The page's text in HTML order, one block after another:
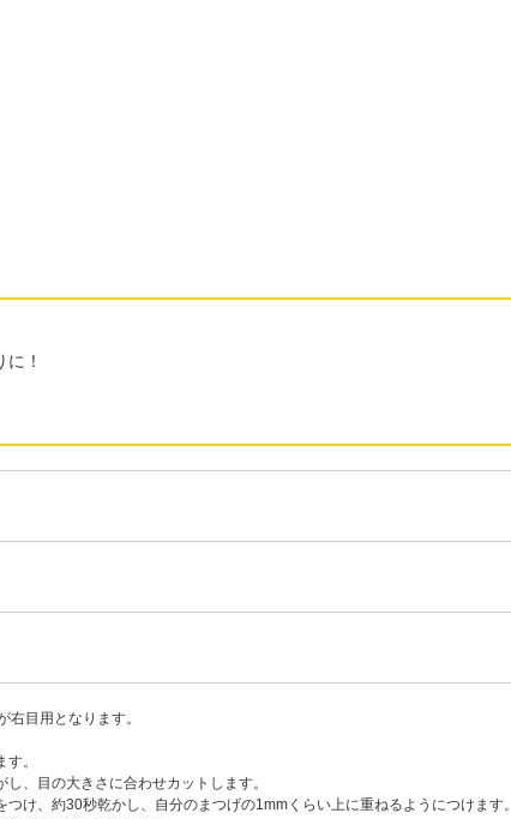
！
目用となります。
。
、目の大きさに合わせカットします。
け、約30秒乾かし、自分のまつげの1mmくらい上に重ねるようにつけます。